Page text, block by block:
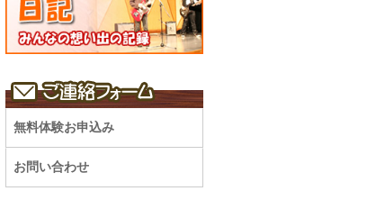
無料体験お申込み
お問い合わせ